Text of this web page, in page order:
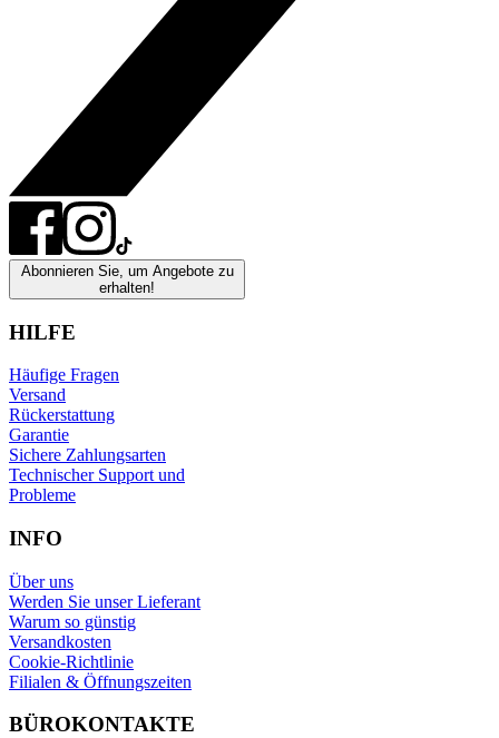
Abonnieren Sie, um Angebote zu
erhalten!
HILFE
Häufige Fragen
Versand
Rückerstattung
Garantie
Sichere Zahlungsarten
Technischer Support und
Probleme
INFO
Über uns
Werden Sie unser Lieferant
Warum so günstig
Versandkosten
Cookie-Richtlinie
Filialen & Öffnungszeiten
BÜROKONTAKTE